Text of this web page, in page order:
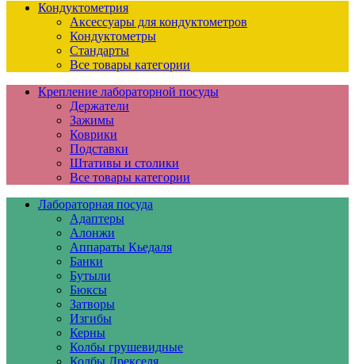
Кондуктометрия
Аксессуары для кондуктометров
Кондуктометры
Стандарты
Все товары категории
Крепление лабораторной посуды
Держатели
Зажимы
Коврики
Подставки
Штативы и столики
Все товары категории
Лабораторная посуда
Адаптеры
Алонжи
Аппараты Кьедаля
Банки
Бутыли
Бюксы
Затворы
Изгибы
Керны
Колбы грушевидные
Колбы Дрекселя